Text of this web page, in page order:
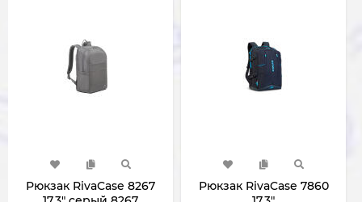
Рюкзак RivaCase 8267
Рюкзак RivaCase 7860